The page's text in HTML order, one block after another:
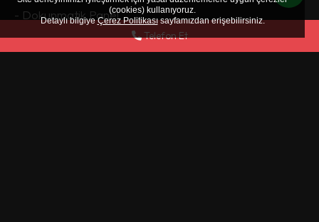
- Dokunmatik Panel
- Gerçekçi Alev Rengi ve Görseli
Telefon Et
(cookies) kullanıyoruz.
Detaylı bilgiyeÇerez Politikasısayfamızdan erişebilirsiniz.